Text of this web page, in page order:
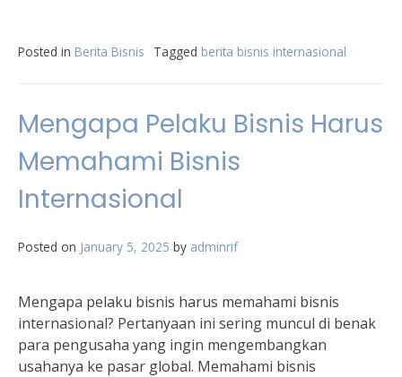
Posted in Berita Bisnis Tagged berita bisnis internasional
Mengapa Pelaku Bisnis Harus
Memahami Bisnis
Internasional
Posted on January 5, 2025 by adminrif
Mengapa pelaku bisnis harus memahami bisnis
internasional? Pertanyaan ini sering muncul di benak
para pengusaha yang ingin mengembangkan
usahanya ke pasar global. Memahami bisnis